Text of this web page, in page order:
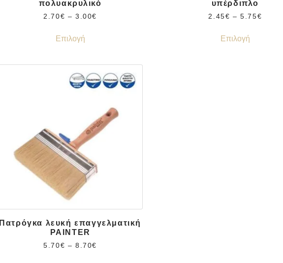
πολυακρυλικό
2.70€ – 3.00€
Επιλογή
υπέρδιπλο
2.45€ – 5.75€
Επιλογή
Πατρόγκα λευκή επαγγελματική
PAINTER
5.70€ – 8.70€